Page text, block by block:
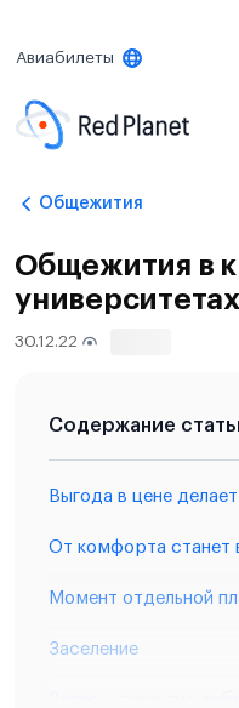
Авиабилеты
Общежития
Общежития в
университетах
30.12.22
Содержание
Выгода в цене
От комфорта станет
Момент отдельной
Заселение